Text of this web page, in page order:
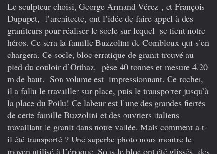
Le sculpteur choisi, George Armand Vérez , et François
Dupupet, l’architecte, ont l’idée de faire appel à des
graniteurs pour réaliser le socle sur lequel se tient notre
héros. Ce sera la famille Buzzolini de Combloux qui s’en
chargera. Ce socle, bloc erratique de granit trouvé au
pied du couloir d’Orthaz, pèse 40 tonnes et mesure 4.20
m de haut. Son volume est impressionnant. Ce rocher,
il a fallu le travailler sur place, puis le transporter jusqu’à
la place du Poilu! Ce labeur est l’une des grandes fiertés
de cette famille Buzzolini et des ouvriers italiens
travaillant le granit dans notre vallée. Mais comment a-t-
il été transporté ? Une superbe photo nous montre le
moyen utilisé à l’époque. Sous le bloc ont été glissés des